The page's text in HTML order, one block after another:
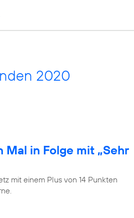
2020
in Folge mit „Sehr
mit einem Plus von 14 Punkten